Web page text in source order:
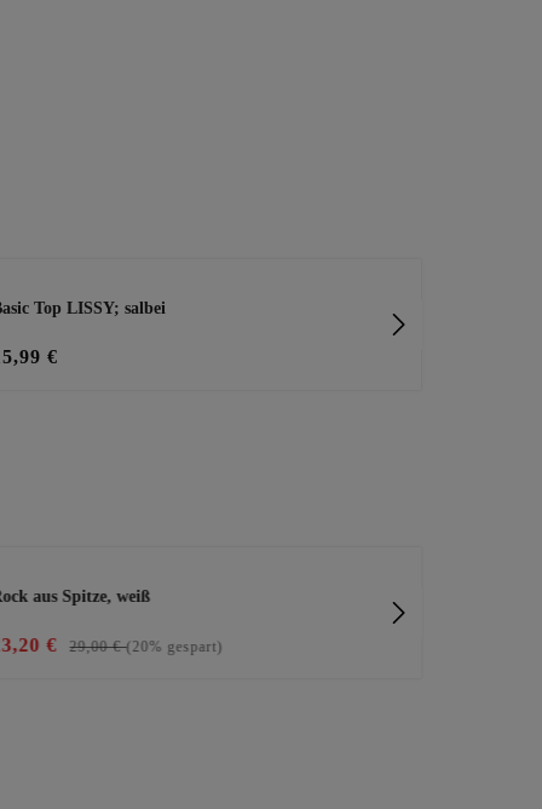
Top LISSY; salbei
€
aus Spitze, weiß
€ 29,00 €(20% gespart)